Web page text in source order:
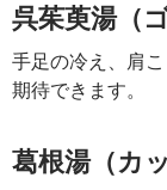
呉茱萸湯（
手足の冷え、肩
期待できます。
葛根湯（カ